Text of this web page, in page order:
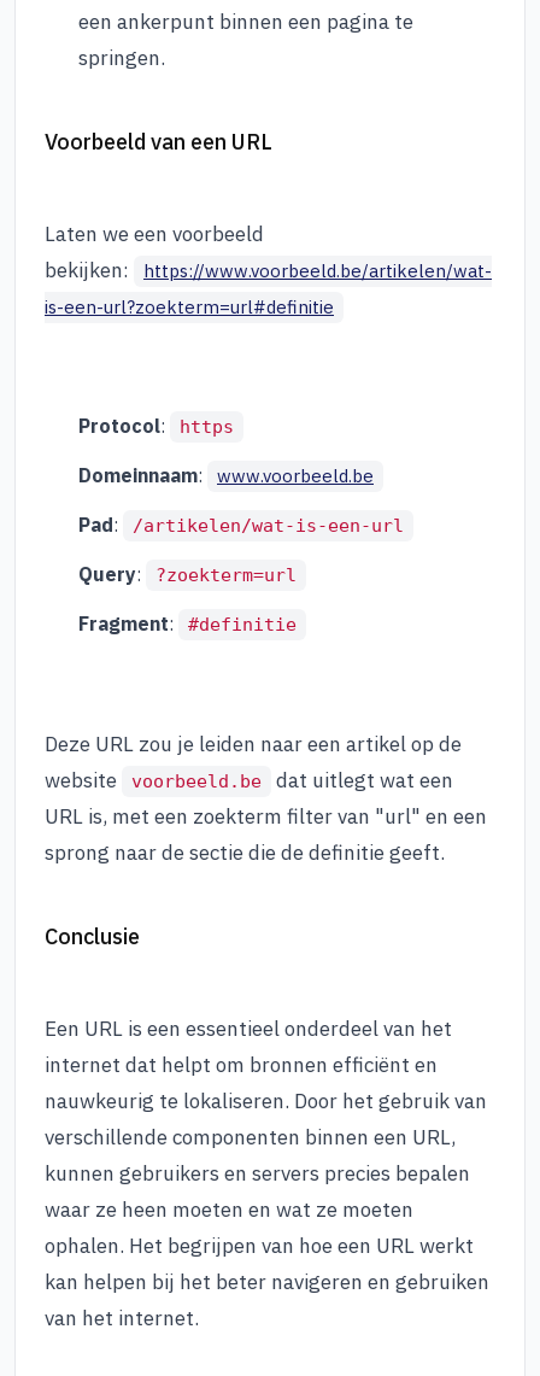
een ankerpunt binnen een pagina te
springen.
Voorbeeld van een URL
Laten we een voorbeeld
bekijken:
https://www.voorbeeld.be/artikelen/wat-
is-een-url?zoekterm=url#definitie
Protocol: https
Domeinnaam: www.voorbeeld.be
Pad: /artikelen/wat-is-een-url
Query: ?zoekterm=url
Fragment: #definitie
Deze URL zou je leiden naar een artikel op de
website
voorbeeld.be
dat uitlegt wat een
URL is, met een zoekterm filter van "url" en een
sprong naar de sectie die de definitie geeft.
Conclusie
Een URL is een essentieel onderdeel van het
internet dat helpt om bronnen efficiënt en
nauwkeurig te lokaliseren. Door het gebruik van
verschillende componenten binnen een URL,
kunnen gebruikers en servers precies bepalen
waar ze heen moeten en wat ze moeten
ophalen. Het begrijpen van hoe een URL werkt
kan helpen bij het beter navigeren en gebruiken
van het internet.